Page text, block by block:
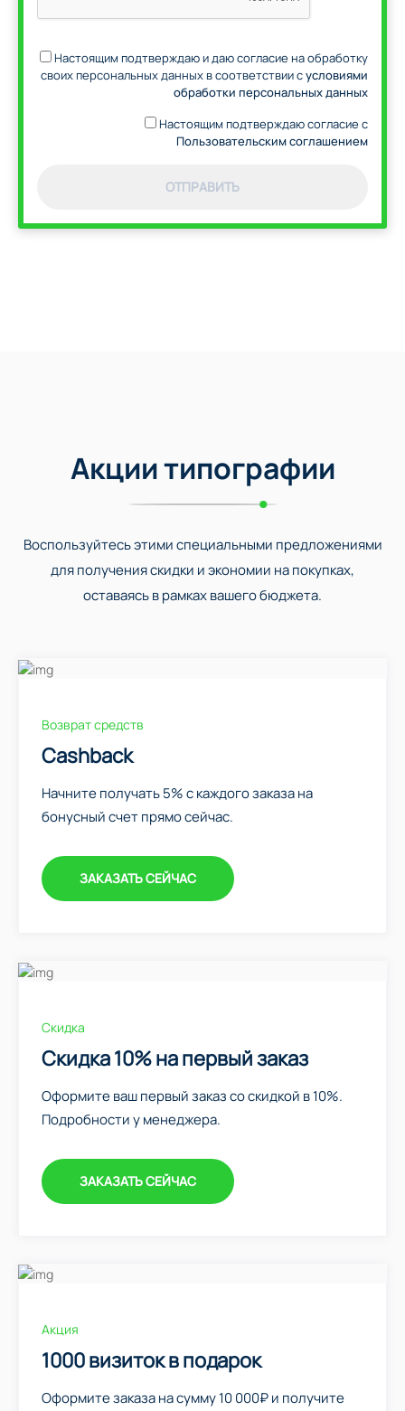
Настоящим подтверждаю и даю согласие на обработку
своих персональных данных в соответствии сусловиями
обработки персональных данных
Настоящим подтверждаю согласие с
Пользовательским соглашением
ОТПРАВИТЬ
Акции типографии
Воспользуйтесь этими специальными предложениями
для получения скидки и экономии на покупках,
оставаясь в рамках вашего бюджета.
Возврат средств
Cashback
Начните получать 5% с каждого заказа на
бонусный счет прямо сейчас.
ЗАКАЗАТЬ СЕЙЧАС
Скидка
Скидка 10% на первый заказ
Оформите ваш первый заказ со скидкой в 10%.
Подробности у менеджера.
ЗАКАЗАТЬ СЕЙЧАС
Акция
1000 визиток в подарок
Оформите заказа на сумму 10 000₽ и получите